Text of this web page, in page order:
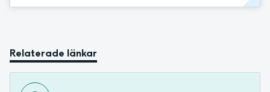
Relaterade länkar